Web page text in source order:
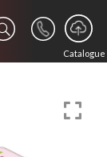
Catalogue